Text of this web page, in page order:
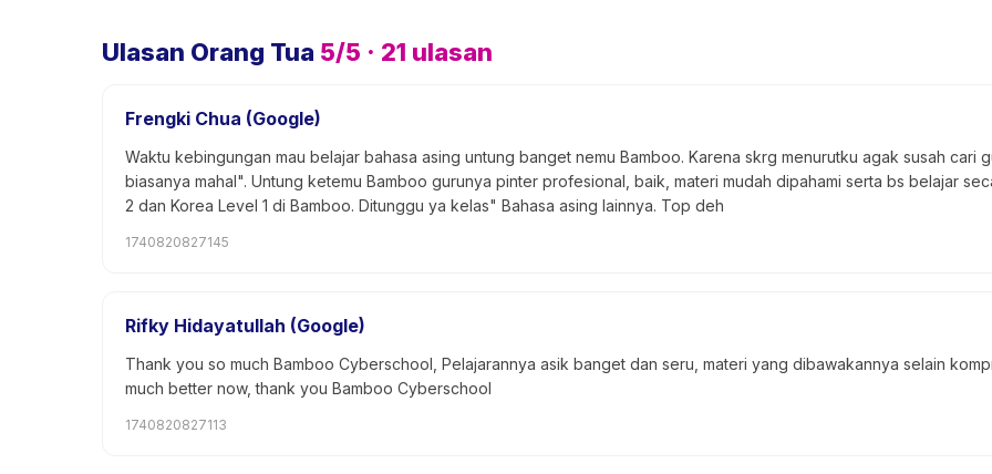
Ulasan Orang Tua 5/5 · 21 ulasan
Frengki Chua (Google)
Waktu kebingungan mau belajar bahasa asing untung banget nemu Bamboo. Karena skrg menurutku agak susah cari
biasanya mahal". Untung ketemu Bamboo gurunya pinter profesional, baik, materi mudah dipahami serta bs belajar
2 dan Korea Level 1 di Bamboo. Ditunggu ya kelas" Bahasa asing lainnya. Top deh
1740820827145
Rifky Hidayatullah (Google)
Thank you so much Bamboo Cyberschool, Pelajarannya asik banget dan seru, materi yang dibawakannya selain
much better now, thank you Bamboo Cyberschool
1740820827113